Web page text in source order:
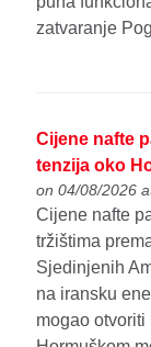
zatvaranje
Cijene nafte
tenzija oko
on 04/08/2026
Cijene nafte
tržištima
Sjedinjenih
na iransku
mogao